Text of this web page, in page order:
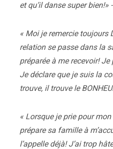
et qu’il danse super bien!»
« Moi je remercie toujours
relation se passe dans la
préparée à me recevoir!
Je déclare que je suis la
trouve, il trouve le
« Lorsque je prie pour
prépare sa famille à
l’appelle déjà! J’ai trop